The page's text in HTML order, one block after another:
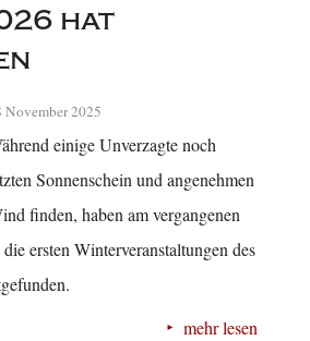
hat
November 2025
einige Unverzagte noch
Sonnenschein und angenehmen
finden, haben am vergangenen
ersten Winterveranstaltungen des
mehr lesen